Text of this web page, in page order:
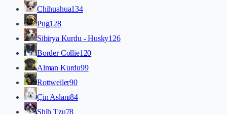
Chihuahua134
Pug128
Sibirya Kurdu - Husky126
Border Collie120
Alman Kurdu99
Rottweiler90
Çin Aslanı84
Shih Tzu78